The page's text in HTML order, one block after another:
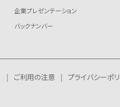
企業プレゼンテーション
バックナンバー
ご利用の注意 プライバシーポ